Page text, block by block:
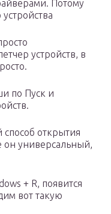
Потому
устройств, в
по Пуск и
открытия
он универсальный,
+ R, появится
вот такую